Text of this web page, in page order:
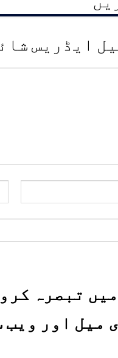
ایڈریس
تبصرہ
میل اور